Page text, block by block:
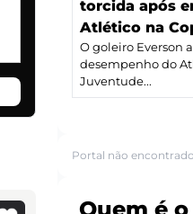
torcida após
Atlético na
O goleiro Everson
desempenho do
Juventude...
Portal não